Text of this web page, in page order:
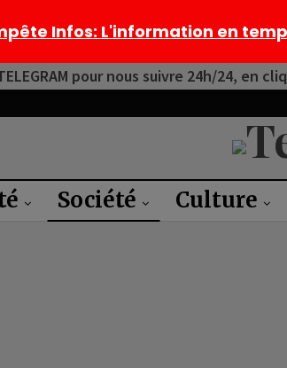
pour nous suivre 24h/24, en
Société Culture
Infos: L'information en